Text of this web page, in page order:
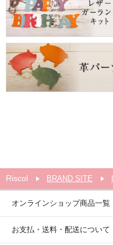
Riscol BRAND SITE
オンラインショップ商品一覧
お支払・送料・配送について